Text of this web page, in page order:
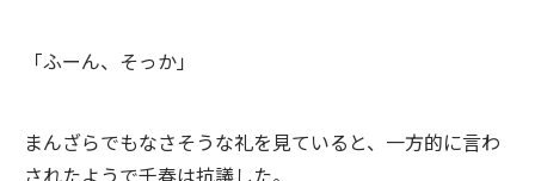
「ふーん、そっか」
まんざらでもなさそうな礼を見ていると、一方的に言わ